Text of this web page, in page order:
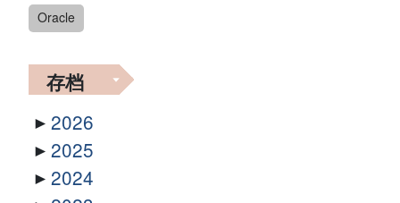
Oracle
存档
2026
2025
2024